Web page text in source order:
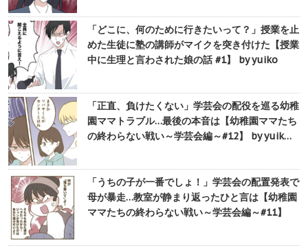
「どこに、何のために行きたいって？」授業を止
めた生徒に塾の講師がマイクを突き付けた【授業
中に生理と言わされた娘の話 #1】 by yuiko
「正直、負けたくない」学芸会の配役を巡る幼稚
園ママトラブル…最後の本音は【幼稚園ママたち
の終わらない戦い～学芸会編～#12】 by yuik…
「うちの子が一番でしょ！」学芸会の配置発表で
母が暴走…教室が静まり返ったひと言は【幼稚園
ママたちの終わらない戦い～学芸会編～#11】